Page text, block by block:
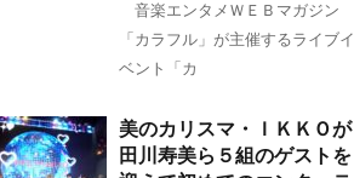
音楽エンタメＷＥＢマガジン
「カラフル」が主催するライブイ
ベント「カ
美のカリスマ・ＩＫＫＯが
田川寿美ら５組のゲストを